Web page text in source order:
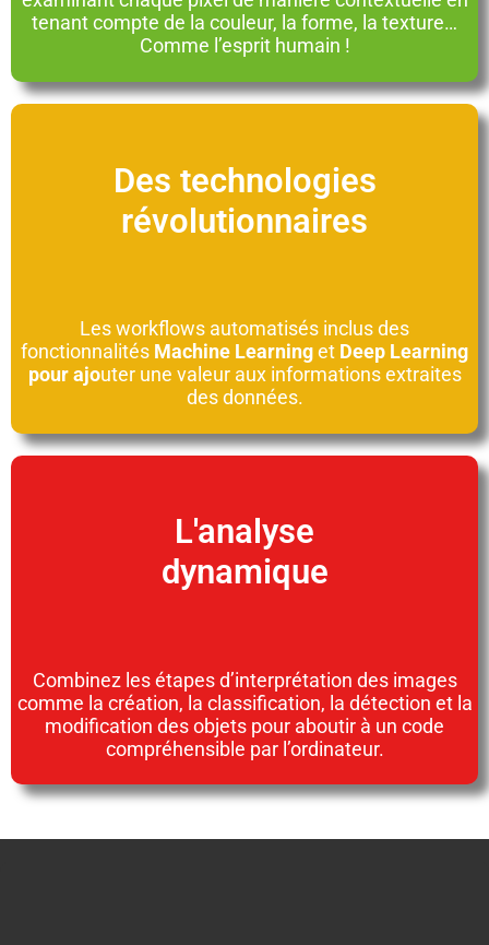
tenant compte de la couleur, la forme, la texture…
Comme l’esprit humain !
Des technologies
révolutionnaires
Les workflows automatisés inclus des
fonctionnalités Machine Learninget Deep Learning
pour ajouter une valeur aux informations extraites
des données.
L'analyse
dynamique
Combinez les étapes d’interprétation des images
comme la création, la classification, la détection et la
modification des objets pour aboutir à un code
compréhensible par l’ordinateur.